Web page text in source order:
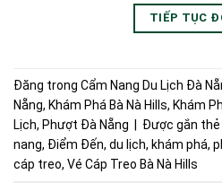
TIẾP TỤC
Đăng trong Cẩm Nang Du Lịch Đà
Nẵng, Khám Phá Bà Nà Hills, Khám
Lịch, Phượt Đà Nẵng Được gắn thẻ
nang, Điểm Đến, du lịch, khám phá,
cáp treo, Vé Cáp Treo Bà Nà Hills